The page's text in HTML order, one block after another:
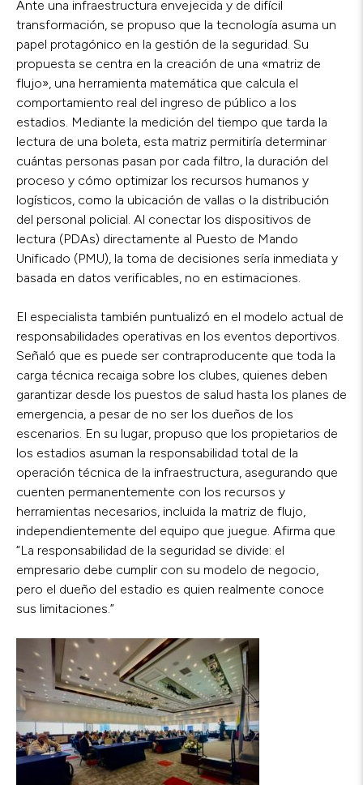
Ante una infraestructura envejecida y de difícil
transformación, se propuso que la tecnología asuma un
papel protagónico en la gestión de la seguridad. Su
propuesta se centra en la creación de una «matriz de
flujo», una herramienta matemática que calcula el
comportamiento real del ingreso de público a los
estadios. Mediante la medición del tiempo que tarda la
lectura de una boleta, esta matriz permitiría determinar
cuántas personas pasan por cada filtro, la duración del
proceso y cómo optimizar los recursos humanos y
logísticos, como la ubicación de vallas o la distribución
del personal policial. Al conectar los dispositivos de
lectura (PDAs) directamente al Puesto de Mando
Unificado (PMU), la toma de decisiones sería inmediata y
basada en datos verificables, no en estimaciones.
El especialista también puntualizó en el modelo actual de
responsabilidades operativas en los eventos deportivos.
Señaló que es puede ser contraproducente que toda la
carga técnica recaiga sobre los clubes, quienes deben
garantizar desde los puestos de salud hasta los planes de
emergencia, a pesar de no ser los dueños de los
escenarios. En su lugar, propuso que los propietarios de
los estadios asuman la responsabilidad total de la
operación técnica de la infraestructura, asegurando que
cuenten permanentemente con los recursos y
herramientas necesarios, incluida la matriz de flujo,
independientemente del equipo que juegue. Afirma que
“La responsabilidad de la seguridad se divide: el
empresario debe cumplir con su modelo de negocio,
pero el dueño del estadio es quien realmente conoce
sus limitaciones.”